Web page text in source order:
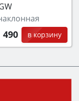
490 в корзину